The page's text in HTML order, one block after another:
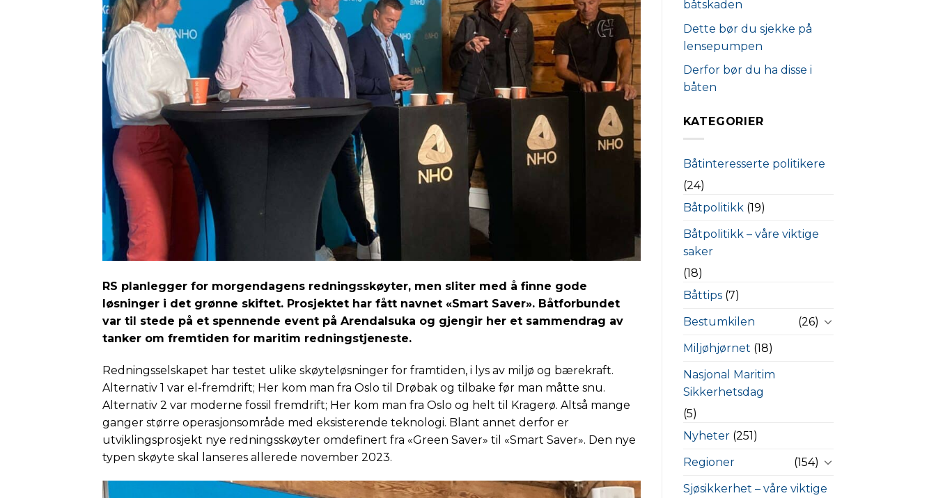
RS planlegger for morgendagens redningsskøyter, men sliter med å finne gode
løsninger i det grønne skiftet. Prosjektet har fått navnet «Smart Saver». Båtforbundet
var til stede på et spennende event på Arendalsuka og gjengir her et sammendrag av
tanker om fremtiden for maritim redningstjeneste.
Redningsselskapet har testet ulike skøyteløsninger for framtiden, i lys av miljø og bærekraft.
Alternativ 1 var el-fremdrift; Her kom man fra Oslo til Drøbak og tilbake før man måtte snu.
Alternativ 2 var moderne fossil fremdrift; Her kom man fra Oslo og helt til Kragerø. Altså mange
ganger større operasjonsområde med eksisterende teknologi. Blant annet derfor er
utviklingsprosjekt nye redningsskøyter omdefinert fra «Green Saver» til «Smart Saver». Den nye
typen skøyte skal lanseres allerede november 2023.
båtskaden
Dette bør du sjekke på
lensepumpen
Derfor bør du ha disse i
båten
KATEGORIER
Båtinteresserte politikere
(24)
Båtpolitikk(19)
Båtpolitikk – våre viktige
saker
(18)
Båttips(7)
Bestumkilen
(26)
Miljøhjørnet (18)
Nasjonal Maritim
Sikkerhetsdag
(5)
Nyheter(251)
Regioner
(154)
Sjøsikkerhet – våre viktige